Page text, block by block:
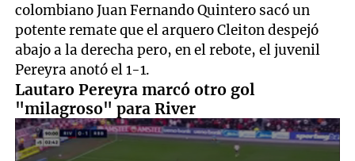
colombiano Juan Fernando Quintero sacó un
potente remate que el arquero Cleiton despejó
abajo a la derecha pero, en el rebote, el juvenil
Pereyra anotó el 1-1.
Lautaro Pereyra marcó otro gol
"milagroso" para River